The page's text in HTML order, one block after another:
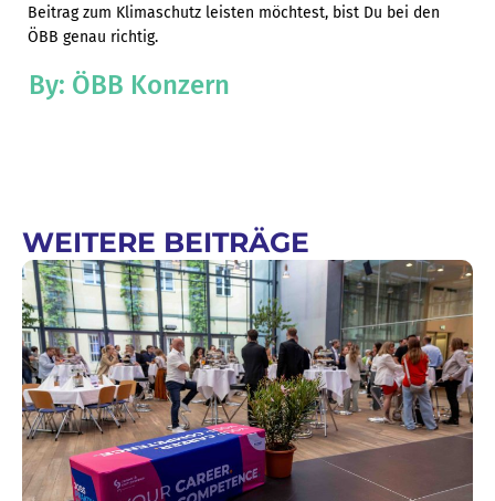
Beitrag zum Klimaschutz leisten möchtest, bist Du bei den
ÖBB genau richtig.
By: ÖBB Konzern
WEITERE BEITRÄGE